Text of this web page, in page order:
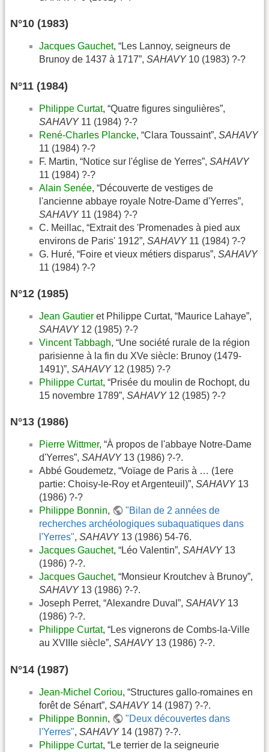
N°10 (1983)
Jacques Gauchet, “Les Lannoy, seigneurs de
Brunoy de 1437 à 1717”, SAHAVY10 (1983) ?-?
N°11 (1984)
Philippe Curtat, “Quatre figures singulières”,
SAHAVY11 (1984) ?-?
René-Charles Plancke, “Clara Toussaint”, SAHAVY
11 (1984) ?-?
F. Martin, “Notice sur l'église de Yerres”, SAHAVY
11 (1984) ?-?
Alain Senée, “Découverte de vestiges de
l'ancienne abbaye royale Notre-Dame d'Yerres”,
SAHAVY11 (1984) ?-?
C. Meillac, “Extrait des 'Promenades à pied aux
environs de Paris' 1912”, SAHAVY11 (1984) ?-?
G. Huré, “Foire et vieux métiers disparus”, SAHAVY
11 (1984) ?-?
N°12 (1985)
Jean Gautier et Philippe Curtat, “Maurice Lahaye”,
SAHAVY12 (1985) ?-?
Vincent Tabbagh, “Une société rurale de la région
parisienne à la fin du XVe siècle: Brunoy (1479-
1491)”, SAHAVY12 (1985) ?-?
Philippe Curtat, “Prisée du moulin de Rochopt, du
15 novembre 1789”, SAHAVY12 (1985) ?-?
N°13 (1986)
Pierre Wittmer, “À propos de l'abbaye Notre-Dame
d'Yerres”, SAHAVY13 (1986) ?-?.
Abbé Goudemetz, “Voïage de Paris à … (1ere
partie: Choisy-le-Roy et Argenteuil)”, SAHAVY13
(1986) ?-?
Philippe Bonnin,
"Bilan de 2 années de
recherches archéologiques subaquatiques dans
l'Yerres", SAHAVY13 (1986) 54-76.
Jacques Gauchet, “Léo Valentin”, SAHAVY13
(1986) ?-?.
Jacques Gauchet, “Monsieur Kroutchev à Brunoy”,
SAHAVY13 (1986) ?-?.
Joseph Perret, “Alexandre Duval”, SAHAVY13
(1986) ?-?.
Philippe Curtat, “Les vignerons de Combs-la-Ville
au XVIIIe siècle”, SAHAVY13 (1986) ?-?.
N°14 (1987)
Jean-Michel Coriou, “Structures gallo-romaines en
forêt de Sénart”, SAHAVY14 (1987) ?-?.
Philippe Bonnin,
"Deux découvertes dans
l'Yerres", SAHAVY14 (1987) ?-?.
Philippe Curtat, “Le terrier de la seigneurie